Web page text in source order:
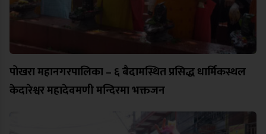
पोखरा महानगरपालिका – ६ बैदामस्थित प्रसिद्ध धार्मिकस्थल
केदारेश्वर महादेवमणी मन्दिरमा भक्तजन